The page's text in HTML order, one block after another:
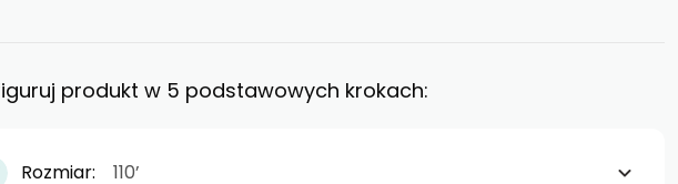
produkt w 5 podstawowych krokach:
Rozmiar: 110’